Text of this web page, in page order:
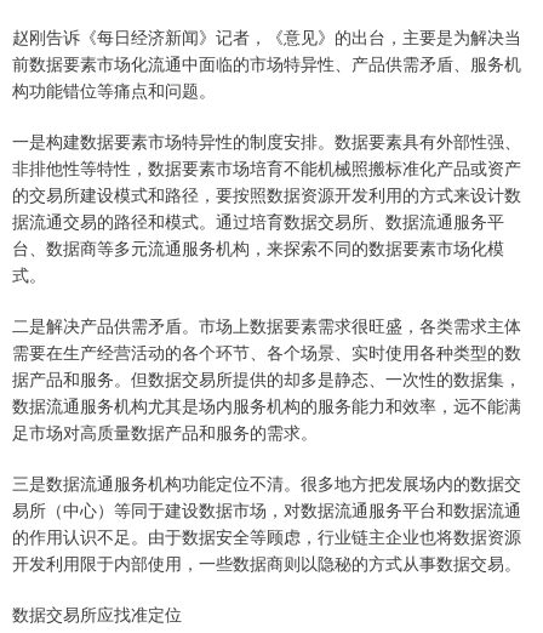
赵刚告诉《每日经济新闻》记者，《意见》的出台，主要是为解决当
前数据要素市场化流通中面临的市场特异性、产品供需矛盾、服务机
构功能错位等痛点和问题。
一是构建数据要素市场特异性的制度安排。数据要素具有外部性强、
非排他性等特性，数据要素市场培育不能机械照搬标准化产品或资产
的交易所建设模式和路径，要按照数据资源开发利用的方式来设计数
据流通交易的路径和模式。通过培育数据交易所、数据流通服务平
台、数据商等多元流通服务机构，来探索不同的数据要素市场化模
式。
二是解决产品供需矛盾。市场上数据要素需求很旺盛，各类需求主体
需要在生产经营活动的各个环节、各个场景、实时使用各种类型的数
据产品和服务。但数据交易所提供的却多是静态、一次性的数据集，
数据流通服务机构尤其是场内服务机构的服务能力和效率，远不能满
足市场对高质量数据产品和服务的需求。
三是数据流通服务机构功能定位不清。很多地方把发展场内的数据交
易所（中心）等同于建设数据市场，对数据流通服务平台和数据流通
的作用认识不足。由于数据安全等顾虑，行业链主企业也将数据资源
开发利用限于内部使用，一些数据商则以隐秘的方式从事数据交易。
数据交易所应找准定位